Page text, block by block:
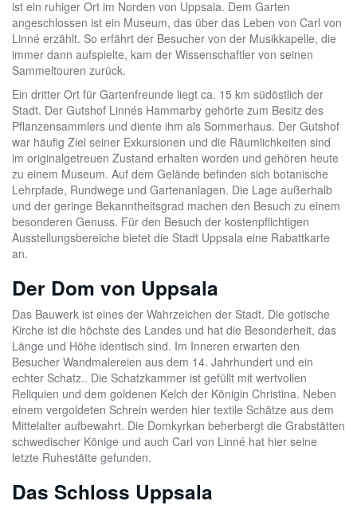
ist ein ruhiger Ort im Norden von Uppsala. Dem Garten
angeschlossen ist ein Museum, das über das Leben von Carl von
Linné erzählt. So erfährt der Besucher von der Musikkapelle, die
immer dann aufspielte, kam der Wissenschaftler von seinen
Sammeltouren zurück.
Ein dritter Ort für Gartenfreunde liegt ca. 15 km südöstlich der
Stadt. Der Gutshof Linnés Hammarby gehörte zum Besitz des
Pflanzensammlers und diente ihm als Sommerhaus. Der Gutshof
war häufig Ziel seiner Exkursionen und die Räumlichkeiten sind
im originalgetreuen Zustand erhalten worden und gehören heute
zu einem Museum. Auf dem Gelände befinden sich botanische
Lehrpfade, Rundwege und Gartenanlagen. Die Lage außerhalb
und der geringe Bekanntheitsgrad machen den Besuch zu einem
besonderen Genuss. Für den Besuch der kostenpflichtigen
Ausstellungsbereiche bietet die Stadt Uppsala eine Rabattkarte
an.
Der Dom von Uppsala
Das Bauwerk ist eines der Wahrzeichen der Stadt. Die gotische
Kirche ist die höchste des Landes und hat die Besonderheit, das
Länge und Höhe identisch sind. Im Inneren erwarten den
Besucher Wandmalereien aus dem 14. Jahrhundert und ein
echter Schatz.. Die Schatzkammer ist gefüllt mit wertvollen
Reliquien und dem goldenen Kelch der Königin Christina. Neben
einem vergoldeten Schrein werden hier textile Schätze aus dem
Mittelalter aufbewahrt. Die Domkyrkan beherbergt die Grabstätten
schwedischer Könige und auch Carl von Linné hat hier seine
letzte Ruhestätte gefunden.
Das Schloss Uppsala